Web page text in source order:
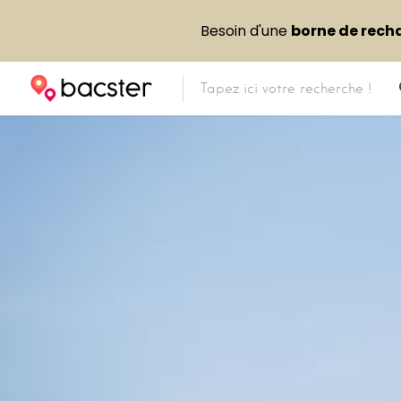
Besoin d'une borne de